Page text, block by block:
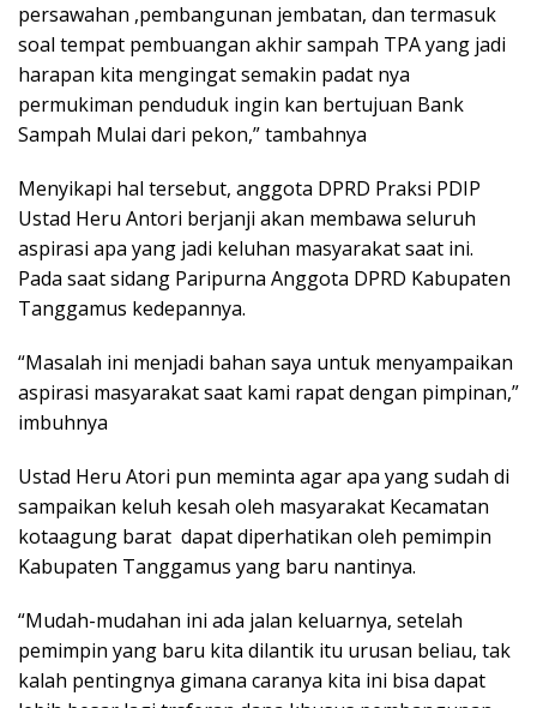
persawahan ,pembangunan jembatan, dan termasuk
soal tempat pembuangan akhir sampah TPA yang jadi
harapan kita mengingat semakin padat nya
permukiman penduduk ingin kan bertujuan Bank
Sampah Mulai dari pekon,” tambahnya
Menyikapi hal tersebut, anggota DPRD Praksi PDIP
Ustad Heru Antori berjanji akan membawa seluruh
aspirasi apa yang jadi keluhan masyarakat saat ini.
Pada saat sidang Paripurna Anggota DPRD Kabupaten
Tanggamus kedepannya.
“Masalah ini menjadi bahan saya untuk menyampaikan
aspirasi masyarakat saat kami rapat dengan pimpinan,”
imbuhnya
Ustad Heru Atori pun meminta agar apa yang sudah di
sampaikan keluh kesah oleh masyarakat Kecamatan
kotaagung barat dapat diperhatikan oleh pemimpin
Kabupaten Tanggamus yang baru nantinya.
“Mudah-mudahan ini ada jalan keluarnya, setelah
pemimpin yang baru kita dilantik itu urusan beliau, tak
kalah pentingnya gimana caranya kita ini bisa dapat